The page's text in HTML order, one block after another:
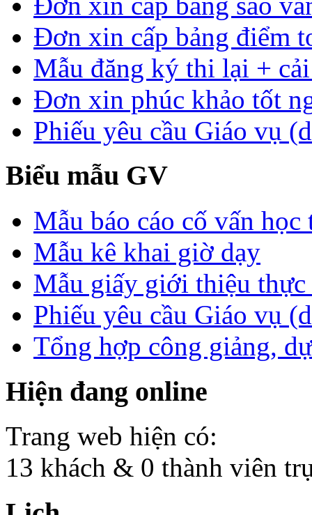
Đơn xin cấp bảng điểm
Mẫu đăng ký thi lại +
Đơn xin phúc khảo tốt
Phiếu yêu cầu Giáo vụ
Biểu mẫu GV
Mẫu báo cáo cố vấn học
Mẫu kê khai giờ dạy
Mẫu giấy giới thiệu thực
Phiếu yêu cầu Giáo vụ
Tổng hợp công giảng,
Hiện đang online
Trang web hiện có:
13 khách & 0 thành viên